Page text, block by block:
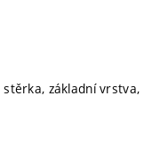
základní vrstva,